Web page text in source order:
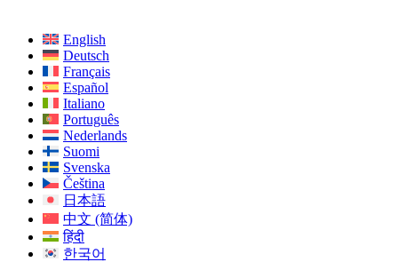
English
Deutsch
Français
Español
Italiano
Português
Nederlands
Suomi
Svenska
Čeština
日本語
中文 (简体)
हिंदी
한국어